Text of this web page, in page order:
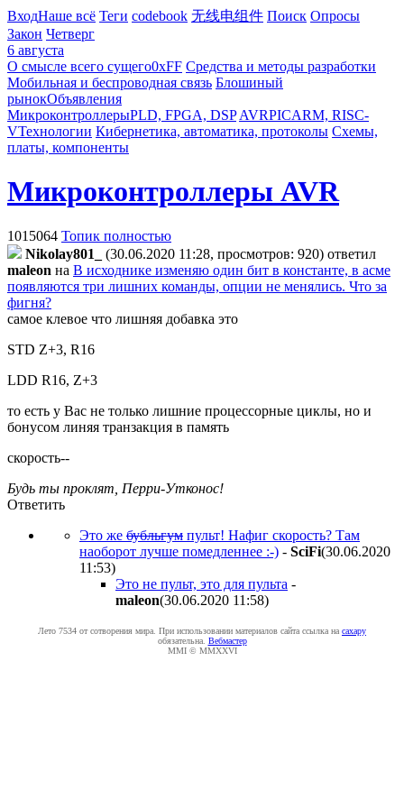
ВходНаше всё Теги codebook 无线电组件 Поиск Опросы
Закон Четверг
6 августа
О смысле всего сущего0xFF Средства и методы разработки
Мобильная и беспроводная связь Блошиный
рынокОбъявления
МикроконтроллерыPLD, FPGA, DSP AVRPICARM, RISC-
VТехнологии Кибернетика, автоматика, протоколы Схемы,
платы, компоненты
Микроконтроллеры AVR
1015064 Топик полностью
Nikolay801_
(30.06.2020 11:28, просмотров: 920) ответил
maleon на В исходнике изменяю один бит в константе, в асме
появляются три лишних команды, опции не менялись. Что за
фигня?
самое клевое что лишняя добавка это
STD Z+3, R16
LDD R16, Z+3
то есть у Вас не только лишние процессорные циклы, но и
бонусом линяя транзакция в память
скорость--
Будь ты проклят, Перри-Утконос!
Ответить
Это же бубльгум пульт! Нафиг скорость? Там
наоборот лучше помедленнее :-) - SciFi(30.06.2020
11:53)
Это не пульт, это для пульта -
maleon(30.06.2020 11:58)
Лето 7534 от сотворения мира. При использовании материалов сайта ссылка на caxapу
обязательна. Вебмастер
MMI © MMXXVI